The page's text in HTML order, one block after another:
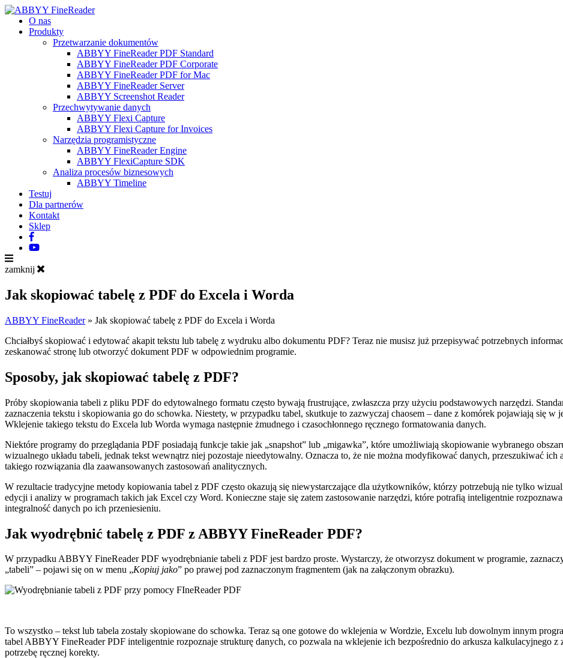
O nas
Produkty
Przetwarzanie dokumentów
ABBYY FineReader PDF Standard
ABBYY FineReader PDF Corporate
ABBYY FineReader PDF for Mac
ABBYY FineReader Server
ABBYY Screenshot Reader
Przechwytywanie danych
ABBYY Flexi Capture
ABBYY Flexi Capture for Invoices
Narzędzia programistyczne
ABBYY FineReader Engine
ABBYY FlexiCapture SDK
Analiza procesów biznesowych
ABBYY Timeline
Testuj
Dla partnerów
Kontakt
Sklep
zamknij
Jak skopiować tabelę z PDF do Excela i Worda
ABBYY FineReader» Jak skopiować tabelę z PDF do Excela i Worda
Chciałbyś skopiować i edytować akapit tekstu lub tabelę z wydruku albo dokumentu PDF? Teraz nie musisz już przepisywać potrzebnych
zeskanować stronę lub otworzyć dokument PDF w odpowiednim programie.
Sposoby, jak skopiować tabelę z PDF?
Próby skopiowania tabeli z pliku PDF do edytowalnego formatu często bywają frustrujące, zwłaszcza przy użyciu podstawowych narzędzi.
zaznaczenia tekstu i skopiowania go do schowka. Niestety, w przypadku tabel, skutkuje to zazwyczaj chaosem – dane z komórek pojawiają się
Wklejenie takiego tekstu do Excela lub Worda wymaga następnie żmudnego i czasochłonnego ręcznego formatowania danych.
Niektóre programy do przeglądania PDF posiadają funkcje takie jak „snapshot” lub „migawka”, które umożliwiają skopiowanie wybranego
wizualnego układu tabeli, jednak tekst wewnątrz niej pozostaje nieedytowalny. Oznacza to, że nie można modyfikować danych, przeszukiwać
takiego rozwiązania dla zaawansowanych zastosowań analitycznych.
W rezultacie tradycyjne metody kopiowania tabel z PDF często okazują się niewystarczające dla użytkowników, którzy potrzebują nie tylko
edycji i analizy w programach takich jak Excel czy Word. Konieczne staje się zatem zastosowanie narzędzi, które potrafią inteligentnie
integralność danych po ich przeniesieniu.
Jak wyodrębnić tabelę z PDF z ABBYY FineReader PDF?
W przypadku ABBYY FineReader PDF wyodrębnianie tabeli z PDF jest bardzo proste. Wystarczy, że otworzysz dokument w programie,
„tabeli” – pojawi się on w menu „Kopiuj jako” po prawej pod zaznaczonym fragmentem (jak na załączonym obrazku).
To wszystko – tekst lub tabela zostały skopiowane do schowka. Teraz są one gotowe do wklejenia w Wordzie, Excelu lub dowolnym innym
tabel ABBYY FineReader PDF inteligentnie rozpoznaje strukturę danych, co pozwala na wklejenie ich bezpośrednio do arkusza kalkulacyjnego
potrzebę ręcznej korekty.